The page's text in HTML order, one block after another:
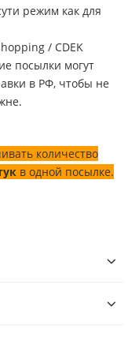
режим как для
/ CDEK
посылки могут
в РФ, чтобы не
количество
в одной посылке.